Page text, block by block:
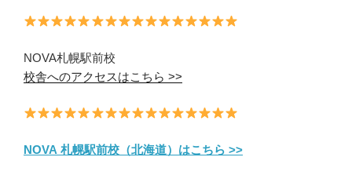
NOVA札幌駅前校
校舎へのアクセスはこちら >>
NOVA 札幌駅前校（北海道）はこちら >>